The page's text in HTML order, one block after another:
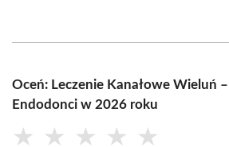
Oceń: Leczenie Kanałowe Wieluń
Endodonci w 2026 roku
★ ★ ★ ★ ★